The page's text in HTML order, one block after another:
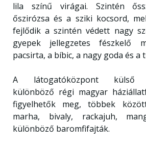
lila színű virágai. Szintén
őszirózsa és a sziki kocsord,
fejlődik a szintén védett nagy
gyepek jellegzetes fészkelő
pacsirta, a bíbic, a nagy goda és a
A látogatóközpont külső
különböző régi magyar
figyelhetők meg, többek
marha, bivaly, rackajuh,
különböző baromfifajták.